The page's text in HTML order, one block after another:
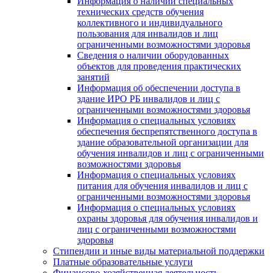
технических средств обучения
коллективного и индивидуального
пользования для инвалидов и лиц
ограниченными возможностями здоровья
Сведения о наличии оборудованных
объектов для проведения практических
занятий
Информация об обеспечении доступа в
здание ИРО РБ инвалидов и лиц с
ограниченными возможностями здоровья
Информация о специальных условиях
обеспечения беспрепятственного доступа в
здание образовательной организации для
обучения инвалидов и лиц с ограниченными
возможностями здоровья
Информация о специальных условиях
питания для обучения инвалидов и лиц с
ограниченными возможностями здоровья
Информация о специальных условиях
охраны здоровья для обучения инвалидов и
лиц с ограниченными возможностями
здоровья
Стипендии и иные виды материальной поддержки
Платные образовательные услуги